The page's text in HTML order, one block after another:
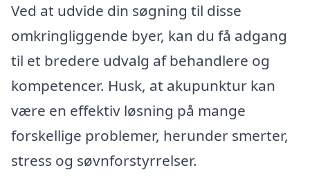
Ved at udvide din søgning til disse
omkringliggende byer, kan du få adgang
til et bredere udvalg af behandlere og
kompetencer. Husk, at akupunktur kan
være en effektiv løsning på mange
forskellige problemer, herunder smerter,
stress og søvnforstyrrelser.